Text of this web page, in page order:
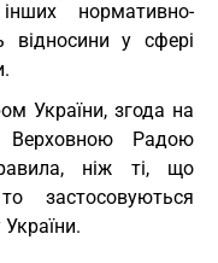
нормативно-
відносини у сфері
України, згода на
Верховною Радою
ніж ті, що
застосовуються